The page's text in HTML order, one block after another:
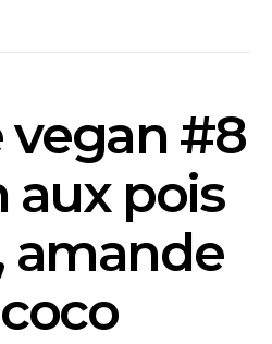
vegan #8
aux pois
amande